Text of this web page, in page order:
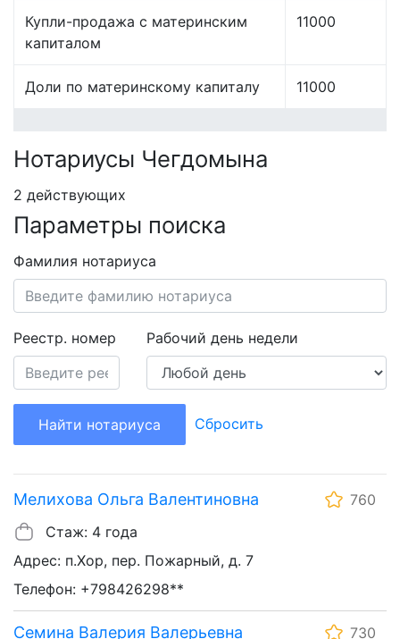
Купли-продажа с материнским
капиталом
11000
Доли по материнскому капиталу 11000
Нотариусы Чегдомына
2 действующих
Параметры поиска
Фамилия нотариуса
Реестр. номер Рабочий день недели
Найти нотариуса Сбросить
Мелихова Ольга Валентиновна
760
Стаж: 4 года
Адрес: п.Хор, пер. Пожарный, д. 7
Телефон: +798426298**
Семина Валерия Валерьевна 730